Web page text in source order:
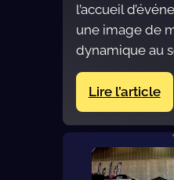
l’accueil
une image de
dynamique au
Lire l’article: